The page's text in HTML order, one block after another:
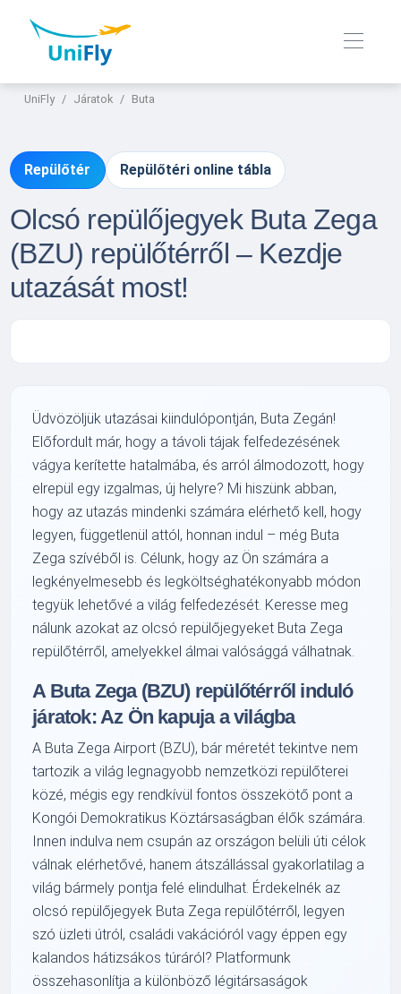
UniFly Járatok Buta
Repülőtér Repülőtéri online tábla
Olcsó repülőjegyek Buta Zega
(BZU) repülőtérről – Kezdje
utazását most!
Üdvözöljük utazásai kiindulópontján, Buta Zegán!
Előfordult már, hogy a távoli tájak felfedezésének
vágya kerítette hatalmába, és arról álmodozott, hogy
elrepül egy izgalmas, új helyre? Mi hiszünk abban,
hogy az utazás mindenki számára elérhető kell, hogy
legyen, függetlenül attól, honnan indul – még Buta
Zega szívéből is. Célunk, hogy az Ön számára a
legkényelmesebb és legköltséghatékonyabb módon
tegyük lehetővé a világ felfedezését. Keresse meg
nálunk azokat az olcsó repülőjegyeket Buta Zega
repülőtérről, amelyekkel álmai valósággá válhatnak.
A Buta Zega (BZU) repülőtérről induló
járatok: Az Ön kapuja a világba
A Buta Zega Airport (BZU), bár méretét tekintve nem
tartozik a világ legnagyobb nemzetközi repülőterei
közé, mégis egy rendkívül fontos összekötő pont a
Kongói Demokratikus Köztársaságban élők számára.
Innen indulva nem csupán az országon belüli úti célok
válnak elérhetővé, hanem átszállással gyakorlatilag a
világ bármely pontja felé elindulhat. Érdekelnék az
olcsó repülőjegyek Buta Zega repülőtérről, legyen
szó üzleti útról, családi vakációról vagy éppen egy
kalandos hátizsákos túráról? Platformunk
összehasonlítja a különböző légitársaságok